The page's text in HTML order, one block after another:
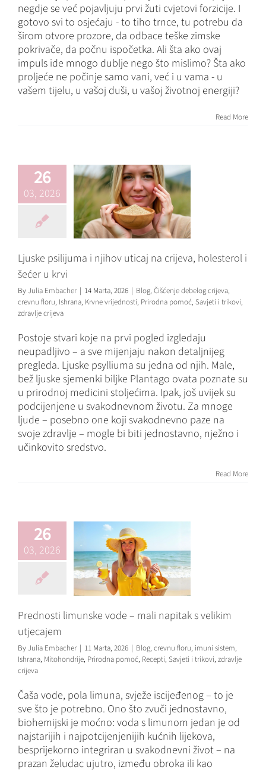
negdje se već pojavljuju prvi žuti cvjetovi forzicije. I
gotovo svi to osjećaju - to tiho trnce, tu potrebu da
širom otvore prozore, da odbace teške zimske
pokrivače, da počnu ispočetka. Ali šta ako ovaj
impuls ide mnogo dublje nego što mislimo? Šta ako
proljeće ne počinje samo vani, već i u vama - u
vašem tijelu, u vašoj duši, u vašoj životnoj energiji?
Read More
26
03, 2026
Ljuske psilijuma i
njihov uticaj na
crijeva crevnu floru Ishrana
Krvne vrijednosti Prirodna
pomoć Savjeti i trikovi
zdravlje crijeva
Ljuske psilijuma i njihov uticaj na crijeva, holesterol i
šećer u krvi
ByJulia Embacher | 14 Marta, 2026 | Blog, Čišćenje debelog crijeva,
crevnu floru, Ishrana, Krvne vrijednosti, Prirodna pomoć, Savjeti i trikovi,
zdravlje crijeva
Postoje stvari koje na prvi pogled izgledaju
neupadljivo – a sve mijenjaju nakon detaljnijeg
pregleda. Ljuske psylliuma su jedna od njih. Male,
bež ljuske sjemenki biljke Plantago ovata poznate su
u prirodnoj medicini stoljećima. Ipak, još uvijek su
podcijenjene u svakodnevnom životu. Za mnoge
ljude – posebno one koji svakodnevno paze na
svoje zdravlje – mogle bi biti jednostavno, nježno i
učinkovito sredstvo.
Read More
26
03, 2026
Prednosti
sistem Ishrana Mitohondrije
Prirodna pomoć
Savjeti i trikovi zdravlje
crijeva
Prednosti limunske vode – mali napitak s velikim
utjecajem
ByJulia Embacher | 11 Marta, 2026 | Blog, crevnu floru, imuni sistem,
Ishrana, Mitohondrije, Prirodna pomoć, Recepti, Savjeti i trikovi, zdravlje
crijeva
Čaša vode, pola limuna, svježe iscijeđenog – to je
sve što je potrebno. Ono što zvuči jednostavno,
biohemijski je moćno: voda s limunom jedan je od
najstarijih i najpotcijenjenijih kućnih lijekova,
besprijekorno integriran u svakodnevni život – na
prazan želudac ujutro, između obroka ili kao